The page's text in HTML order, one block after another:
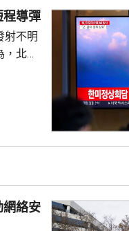
繼續堅
會亦拒
程導彈
射不明
北韓
行戰
網絡安